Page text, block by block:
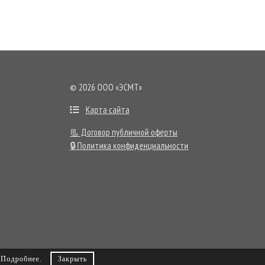
© 2026 ООО «ЭСМТ»
Карта сайта
📃 Договор публичной оферты
🔒 Политика конфиденциальности
Подробнее. Закрыть